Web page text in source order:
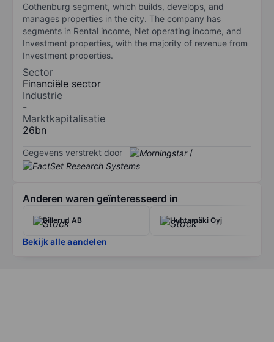
Gothenburg segment, which builds, develops, and
manages properties in the city. The company has
segments in Rental income, Net operating income, and
Investment properties, with the majority of revenue from
Investment properties.
Sector
Financiële sector
Industrie
-
Marktkapitalisatie
26bn
Gegevens verstrekt door /
Anderen waren geïnteresseerd in
Billerud AB Huhtamäki Oyj
Bekijk alle aandelen